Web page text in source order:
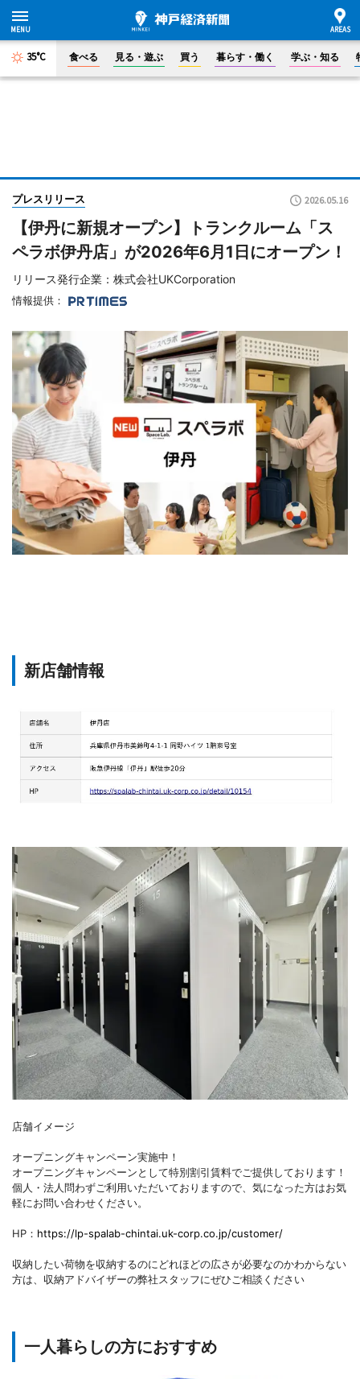
35°C 食べる 見る・遊ぶ 買う 暮らす・働く 学ぶ・知る
プレスリリース 2026.05.16
【伊丹に新規オープン】トランクルーム「ス
ペラボ伊丹店」が2026年6月1日にオープン！
リリース発行企業：株式会社UKCorporation
情報提供：
新店舗情報
店舗イメージ
オープニングキャンペーン実施中！
オープニングキャンペーンとして特別割引賃料でご提供しております！
個人・法人問わずご利用いただいておりますので、気になった方はお気
軽にお問い合わせください。
HP： https://lp-spalab-chintai.uk-corp.co.jp/customer/
収納したい荷物を収納するのにどれほどの広さが必要なのかわからない
方は、収納アドバイザーの弊社スタッフにぜひご相談ください
一人暮らしの方におすすめ